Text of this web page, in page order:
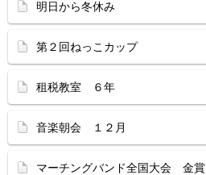
明日から冬休み
第２回ねっこカップ
租税教室 ６年
音楽朝会 １２月
マーチングバンド全国大会 金賞